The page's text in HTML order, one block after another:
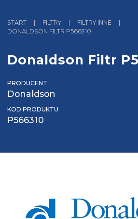
START | FILTRY | FILTRY INNE
|
DONALDSON FILTR P566310
Donaldson Filtr
PRODUCENT
Donaldson
KOD PRODUKTU
P566310